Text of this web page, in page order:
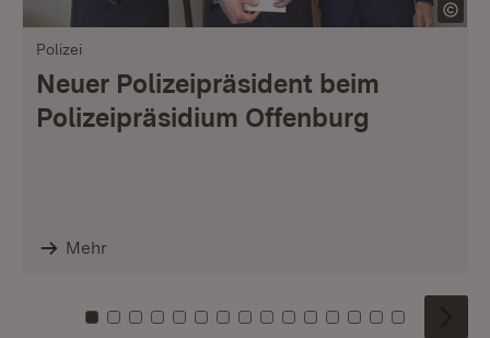
Polizei
Neuer Polizeipräsident beim
Polizeipräsidium Offenburg
Mehr
Zu Kachel: 0
Zu Kachel: 1
Zu Kachel: 2
Zu Kachel: 3
Zu Kachel: 4
Zu Kachel: 5
Zu Kachel: 6
Zu Kachel: 7
Zu Kachel: 8
Zu Kachel: 9
Zu Kachel: 10
Zu Kachel: 11
Zu Kachel: 12
Zu Kachel:
Zu